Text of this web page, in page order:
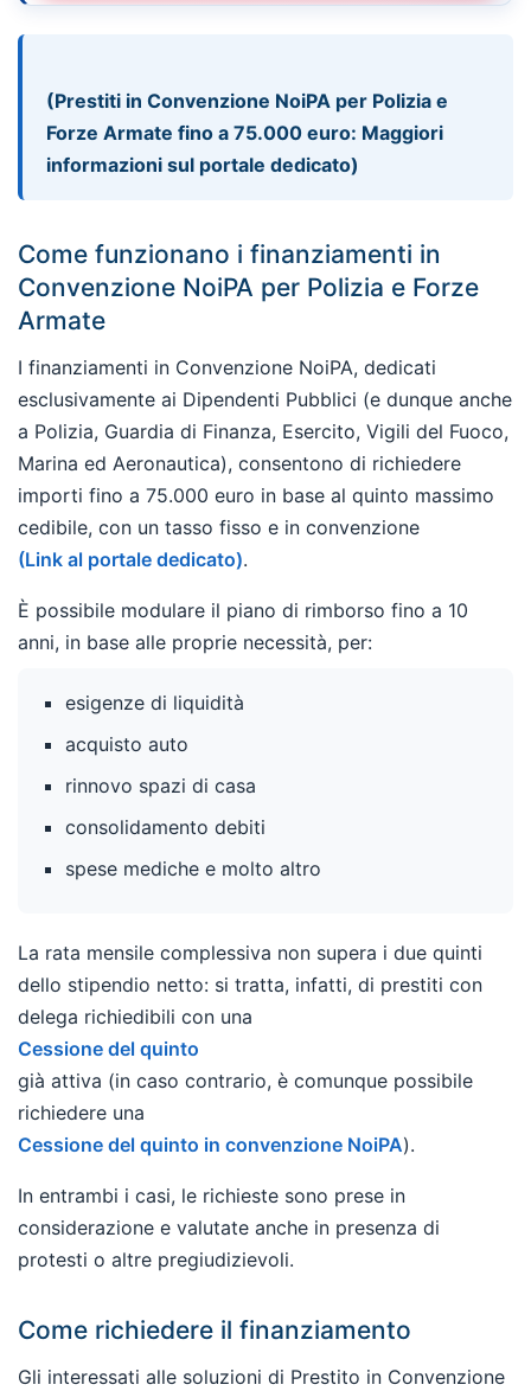
(Prestiti in Convenzione NoiPA per Polizia e
Forze Armate fino a 75.000 euro: Maggiori
informazioni sul portale dedicato)
Come funzionano i finanziamenti in
Convenzione NoiPA per Polizia e Forze
Armate
I finanziamenti in Convenzione NoiPA, dedicati
esclusivamente ai Dipendenti Pubblici (e dunque anche
a Polizia, Guardia di Finanza, Esercito, Vigili del Fuoco,
Marina ed Aeronautica), consentono di richiedere
importi fino a 75.000 euro in base al quinto massimo
cedibile, con un tasso fisso e in convenzione
(Link al portale dedicato).
È possibile modulare il piano di rimborso fino a 10
anni, in base alle proprie necessità, per:
esigenze di liquidità
acquisto auto
rinnovo spazi di casa
consolidamento debiti
spese mediche e molto altro
La rata mensile complessiva non supera i due quinti
dello stipendio netto: si tratta, infatti, di prestiti con
delega richiedibili con una
Cessione del quinto
già attiva (in caso contrario, è comunque possibile
richiedere una
Cessione del quinto in convenzione NoiPA).
In entrambi i casi, le richieste sono prese in
considerazione e valutate anche in presenza di
protesti o altre pregiudizievoli.
Come richiedere il finanziamento
Gli interessati alle soluzioni di Prestito in Convenzione